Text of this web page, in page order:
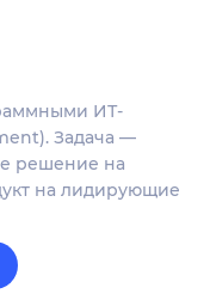
ИТ-
Задача —
решение на
на лидирующие